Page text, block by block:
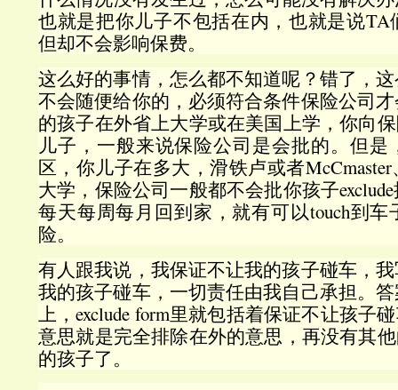
也就是把你儿子不包括在内，也就是说
但却不会影响保费。
这么好的事情，怎么都不知道呢？错了，
不会随便给你的，必须符合条件保险公司
的孩子在外省上大学或在美国上学，你向保
儿子，一般来说保险公司是会批的。但是
区，你儿子在多大，滑铁卢或者
大学，保险公司一般都不会批你孩子
每天每周每月回到家，就有可以touch到
险。
有人跟我说，我保证不让我的孩子碰车，
我的孩子碰车，一切责任由我自己承担。
上，exclude form里就包括着保证不让孩子
意思就是完全排除在外的意思，再没有其他
的孩子了。